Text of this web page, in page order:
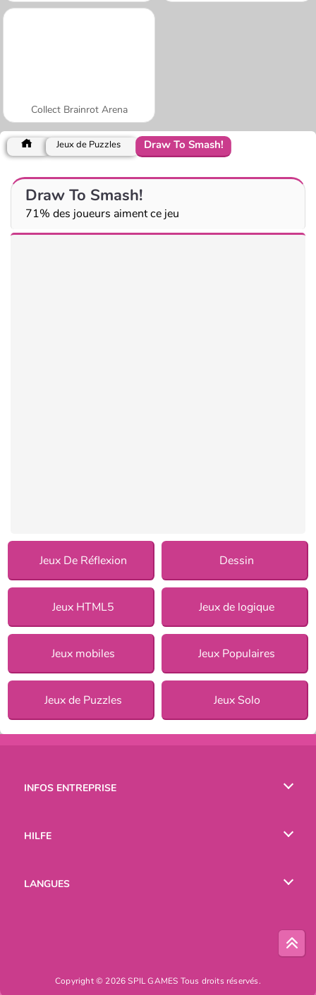
Collect Brainrot Arena
Jeux de Puzzles Draw To Smash!
Draw To Smash!
71% des joueurs aiment ce jeu
Jeux De Réflexion Dessin
Jeux HTML5 Jeux de logique
Jeux mobiles Jeux Populaires
Jeux de Puzzles Jeux Solo
INFOS ENTREPRISE
HILFE
LANGUES
Copyright © 2026 SPIL GAMES Tous droits réservés.